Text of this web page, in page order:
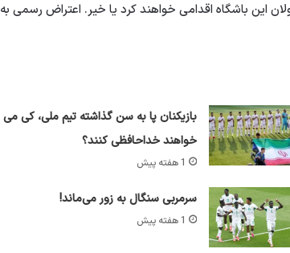
این باشگاه اقدامی خواهند کرد یا خیر. اعتراض رسمی به
بازیکنان پا به سن گذاشته تیم ملی، کی می
خواهند خداحافظی کنند؟
1 هفته پیش
سرمربی سنگال به زور می‌ماند!
1 هفته پیش